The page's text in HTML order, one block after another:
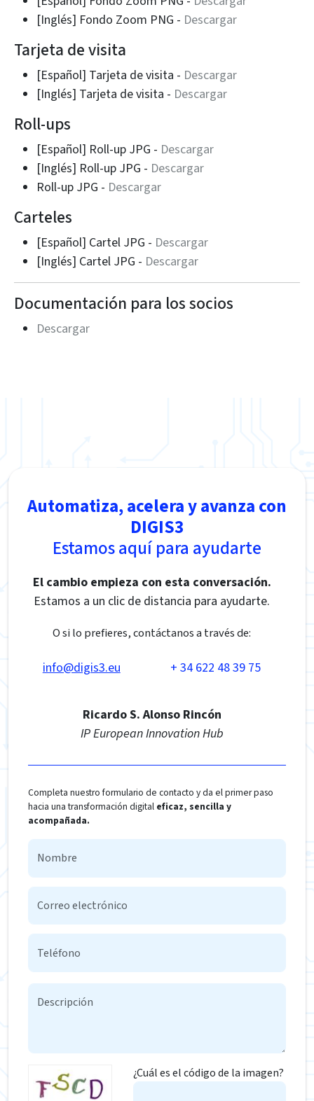
[Inglés] Fondo Zoom PNG - Descargar
Tarjeta de visita
[Español] Tarjeta de visita - Descargar
[Inglés] Tarjeta de visita - Descargar
Roll-ups
[Español] Roll-up JPG - Descargar
[Inglés] Roll-up JPG - Descargar
Roll-up JPG - Descargar
Carteles
[Español] Cartel JPG - Descargar
[Inglés] Cartel JPG - Descargar
Documentación para los socios
Descargar
Automatiza, acelera y avanza con
DIGIS3
Estamos aquí para ayudarte
El cambio empieza con esta conversación.
Estamos a un clic de distancia para ayudarte.
O si lo prefieres, contáctanos a través de:
info@digis3.eu + 34 622 48 39 75
Ricardo S. Alonso Rincón
IP European Innovation Hub
Completa nuestro formulario de contacto y da el primer paso
hacia una transformación digital eficaz, sencilla y
acompañada.
¿Cuál es el código de la imagen?